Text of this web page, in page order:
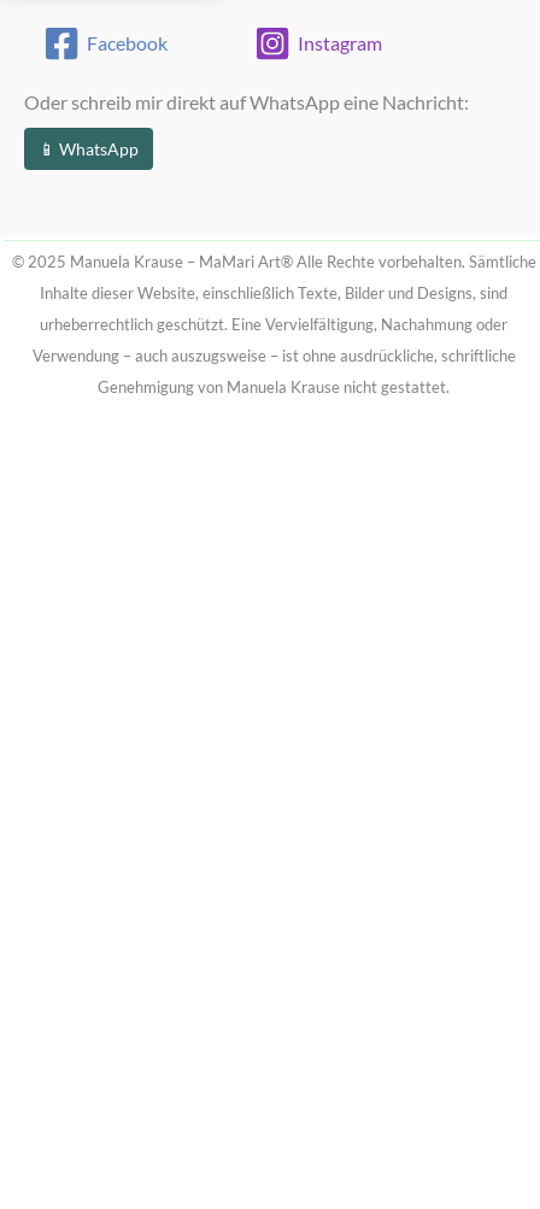
Facebook Instagram
Oder schreib mir direkt auf WhatsApp eine Nachricht:
📱 WhatsApp
© 2025 Manuela Krause – MaMari Art®Alle Rechte vorbehalten. Sämtliche
Inhalte dieser Website, einschließlich Texte, Bilder und Designs, sind
urheberrechtlich geschützt. Eine Vervielfältigung, Nachahmung oder
Verwendung – auch auszugsweise – ist ohne ausdrückliche, schriftliche
Genehmigung von Manuela Krause nicht gestattet.